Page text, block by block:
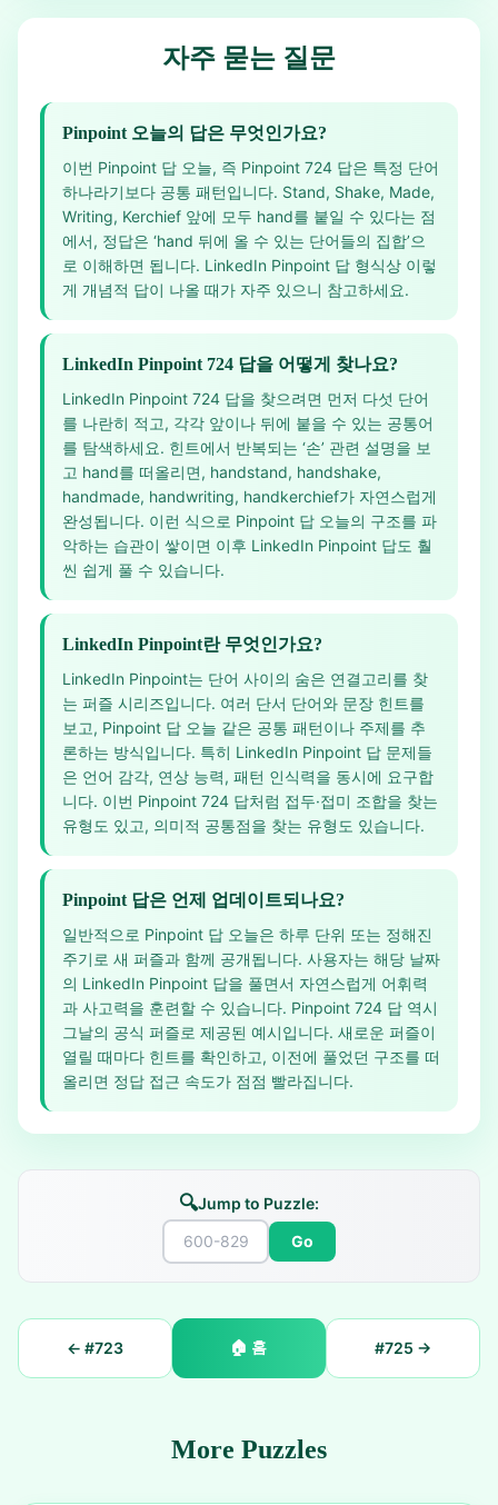
자주 묻는 질문
Pinpoint 오늘의 답은 무엇인가요?
이번 Pinpoint 답 오늘, 즉 Pinpoint 724 답은 특정 단어
하나라기보다 공통 패턴입니다. Stand, Shake, Made,
Writing, Kerchief 앞에 모두 hand를 붙일 수 있다는 점
에서, 정답은 ‘hand 뒤에 올 수 있는 단어들의 집합’으
로 이해하면 됩니다. LinkedIn Pinpoint 답 형식상 이렇
게 개념적 답이 나올 때가 자주 있으니 참고하세요.
LinkedIn Pinpoint 724 답을 어떻게 찾나요?
LinkedIn Pinpoint 724 답을 찾으려면 먼저 다섯 단어
를 나란히 적고, 각각 앞이나 뒤에 붙을 수 있는 공통어
를 탐색하세요. 힌트에서 반복되는 ‘손’ 관련 설명을 보
고 hand를 떠올리면, handstand, handshake,
handmade, handwriting, handkerchief가 자연스럽게
완성됩니다. 이런 식으로 Pinpoint 답 오늘의 구조를 파
악하는 습관이 쌓이면 이후 LinkedIn Pinpoint 답도 훨
씬 쉽게 풀 수 있습니다.
LinkedIn Pinpoint란 무엇인가요?
LinkedIn Pinpoint는 단어 사이의 숨은 연결고리를 찾
는 퍼즐 시리즈입니다. 여러 단서 단어와 문장 힌트를
보고, Pinpoint 답 오늘 같은 공통 패턴이나 주제를 추
론하는 방식입니다. 특히 LinkedIn Pinpoint 답 문제들
은 언어 감각, 연상 능력, 패턴 인식력을 동시에 요구합
니다. 이번 Pinpoint 724 답처럼 접두·접미 조합을 찾는
유형도 있고, 의미적 공통점을 찾는 유형도 있습니다.
Pinpoint 답은 언제 업데이트되나요?
일반적으로 Pinpoint 답 오늘은 하루 단위 또는 정해진
주기로 새 퍼즐과 함께 공개됩니다. 사용자는 해당 날짜
의 LinkedIn Pinpoint 답을 풀면서 자연스럽게 어휘력
과 사고력을 훈련할 수 있습니다. Pinpoint 724 답 역시
그날의 공식 퍼즐로 제공된 예시입니다. 새로운 퍼즐이
열릴 때마다 힌트를 확인하고, 이전에 풀었던 구조를 떠
올리면 정답 접근 속도가 점점 빨라집니다.
🔍Jump to Puzzle:
Go
← #723 🏠 홈 #725 →
More Puzzles